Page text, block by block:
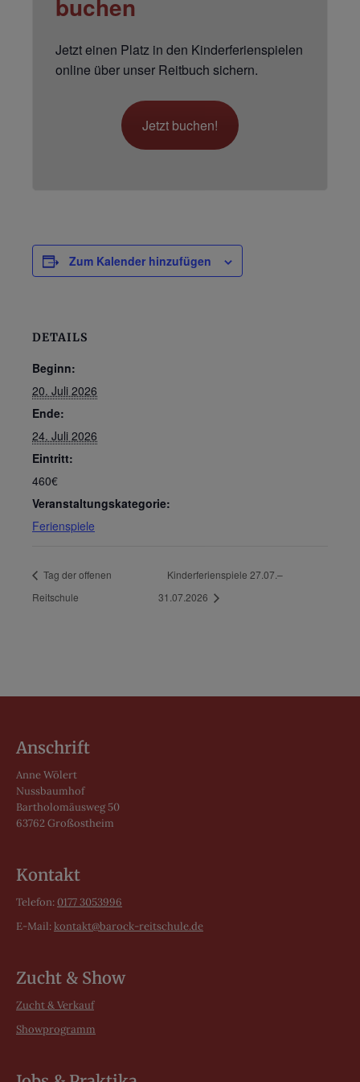
buchen
Jetzt einen Platz in den Kinderferienspielen
online über unser Reitbuch sichern.
Jetzt buchen!
Zum Kalender hinzufügen
DETAILS
Beginn:
20. Juli 2026
Ende:
24. Juli 2026
Eintritt:
460€
Veranstaltungskategorie:
Ferienspiele
Tag der offenen
Reitschule
Kinderferienspiele 27.07.–
31.07.2026
Anschrift
Anne Wölert
Nussbaumhof
Bartholomäusweg 50
63762 Großostheim
Kontakt
Telefon: 0177 3053996
E-Mail:kontakt@barock-reitschule.de
Zucht & Show
Zucht & Verkauf
Showprogramm